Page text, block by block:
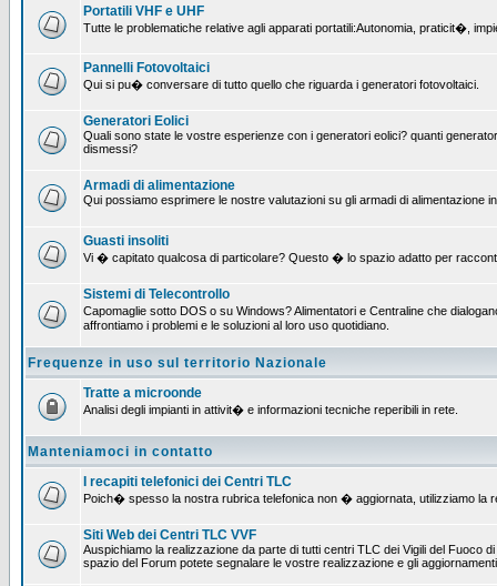
Portatili VHF e UHF
Tutte le problematiche relative agli apparati portatili:Autonomia, praticit�,
Pannelli Fotovoltaici
Qui si pu� conversare di tutto quello che riguarda i generatori fotovoltaici.
Generatori Eolici
Quali sono state le vostre esperienze con i generatori eolici? quanti
dismessi?
Armadi di alimentazione
Qui possiamo esprimere le nostre valutazioni su gli armadi di alimentazione
Guasti insoliti
Vi � capitato qualcosa di particolare? Questo � lo spazio adatto per
Sistemi di Telecontrollo
Capomaglie sotto DOS o su Windows? Alimentatori e Centraline che
affrontiamo i problemi e le soluzioni al loro uso quotidiano.
Frequenze in uso sul territorio Nazionale
Tratte a microonde
Analisi degli impianti in attivit� e informazioni tecniche reperibili in rete.
Manteniamoci in contatto
I recapiti telefonici dei Centri TLC
Poich� spesso la nostra rubrica telefonica non � aggiornata, utilizziamo la
Siti Web dei Centri TLC VVF
Auspichiamo la realizzazione da parte di tutti centri TLC dei Vigili del Fuoco
spazio del Forum potete segnalare le vostre realizzazione e gli